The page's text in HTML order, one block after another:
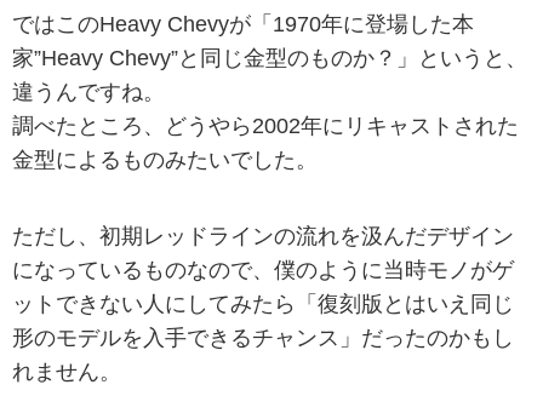
ではこのHeavy Chevyが「1970年に登場した本
家”Heavy Chevy”と同じ金型のものか？」というと、
違うんですね。
調べたところ、どうやら2002年にリキャストされた
金型によるものみたいでした。
ただし、初期レッドラインの流れを汲んだデザイン
になっているものなので、僕のように当時モノがゲ
ットできない人にしてみたら「復刻版とはいえ同じ
形のモデルを入手できるチャンス」だったのかもし
れません。